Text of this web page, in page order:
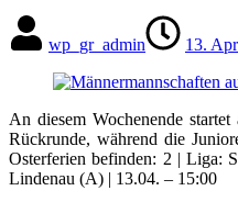
wp_gr_admin 13.
An diesem Wochenende
Rückrunde, während die
Osterferien befinden: 2 | Liga:
Lindenau (A) | 13.04. – 15:00